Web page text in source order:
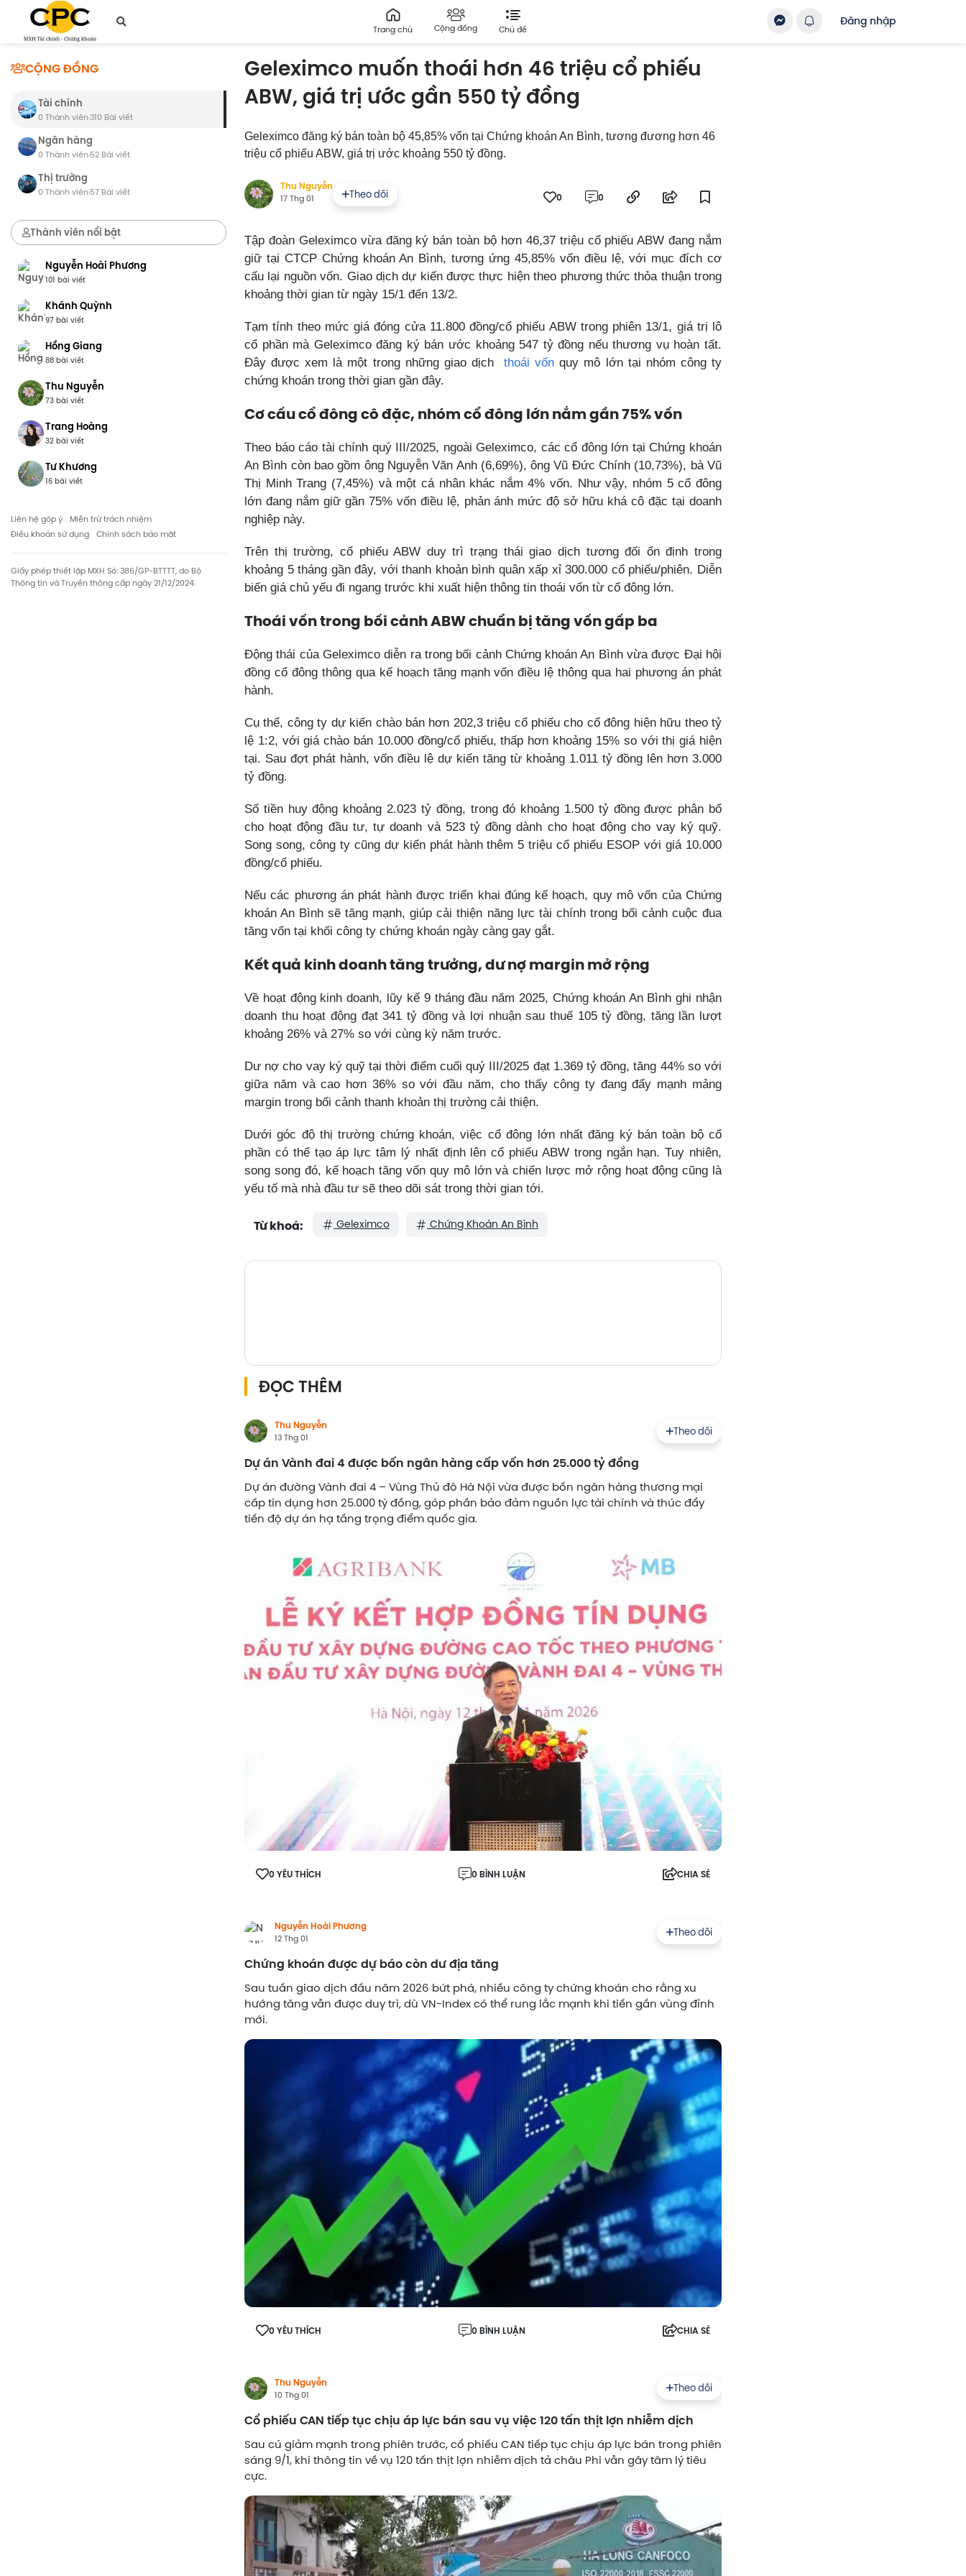
Trang chủ Cộng đồng Chủ đề
Đăng nhập
CỘNG ĐỒNG
Tài chính
0 Thành viên·310 Bài viết
Ngân hàng
0 Thành viên·52 Bài viết
Thị trường
0 Thành viên·57 Bài viết
Thành viên nổi bật
Nguyễn Hoài Phương
101 bài viết
Khánh Quỳnh
97 bài viết
Hồng Giang
88 bài viết
Thu Nguyễn
73 bài viết
Trang Hoàng
32 bài viết
Tư Khương
16 bài viết
Liên hệ góp ý
Miễn trừ trách nhiệm
Điều khoản sử dụng
Chính sách bảo mật
Giấy phép thiết lập MXH Só: 386/GP-BTTTT, do Bộ
Thông tin và Truyền thông cấp ngày 21/12/2024.
Geleximco muốn thoái hơn 46 triệu cổ phiếu
ABW, giá trị ước gần 550 tỷ đồng
Geleximco đăng ký bán toàn bộ 45,85% vốn tại Chứng khoán An Bình, tương đương hơn 46
triệu cổ phiếu ABW, giá trị ước khoảng 550 tỷ đồng.
Thu Nguyễn
17 Thg 01 Theo dõi 0 0
Tập đoàn Geleximco vừa đăng ký bán toàn bộ hơn 46,37 triệu cổ phiếu ABW đang nắm
giữ tại CTCP Chứng khoán An Bình, tương ứng 45,85% vốn điều lệ, với mục đích cơ
cấu lại nguồn vốn. Giao dịch dự kiến được thực hiện theo phương thức thỏa thuận trong
khoảng thời gian từ ngày 15/1 đến 13/2.
Tạm tính theo mức giá đóng cửa 11.800 đồng/cổ phiếu ABW trong phiên 13/1, giá trị lô
cổ phần mà Geleximco đăng ký bán ước khoảng 547 tỷ đồng nếu thương vụ hoàn tất.
Đây được xem là một trong những giao dịch
thoái vốnquy mô lớn tại nhóm công ty
chứng khoán trong thời gian gần đây.
Cơ cấu cổ đông cô đặc, nhóm cổ đông lớn nắm gần 75% vốn
Theo báo cáo tài chính quý III/2025, ngoài Geleximco, các cổ đông lớn tại Chứng khoán
An Bình còn bao gồm ông Nguyễn Văn Anh (6,69%), ông Vũ Đức Chính (10,73%), bà Vũ
Thị Minh Trang (7,45%) và một cá nhân khác nắm 4% vốn. Như vậy, nhóm 5 cổ đông
lớn đang nắm giữ gần 75% vốn điều lệ, phản ánh mức độ sở hữu khá cô đặc tại doanh
nghiệp này.
Trên thị trường, cổ phiếu ABW duy trì trạng thái giao dịch tương đối ổn định trong
khoảng 5 tháng gần đây, với thanh khoản bình quân xấp xỉ 300.000 cổ phiếu/phiên. Diễn
biến giá chủ yếu đi ngang trước khi xuất hiện thông tin thoái vốn từ cổ đông lớn.
Thoái vốn trong bối cảnh ABW chuẩn bị tăng vốn gấp ba
Động thái của Geleximco diễn ra trong bối cảnh Chứng khoán An Bình vừa được Đại hội
đồng cổ đông thông qua kế hoạch tăng mạnh vốn điều lệ thông qua hai phương án phát
hành.
Cụ thể, công ty dự kiến chào bán hơn 202,3 triệu cổ phiếu cho cổ đông hiện hữu theo tỷ
lệ 1:2, với giá chào bán 10.000 đồng/cổ phiếu, thấp hơn khoảng 15% so với thị giá hiện
tại. Sau đợt phát hành, vốn điều lệ dự kiến tăng từ khoảng 1.011 tỷ đồng lên hơn 3.000
tỷ đồng.
Số tiền huy động khoảng 2.023 tỷ đồng, trong đó khoảng 1.500 tỷ đồng được phân bổ
cho hoạt động đầu tư, tự doanh và 523 tỷ đồng dành cho hoạt động cho vay ký quỹ.
Song song, công ty cũng dự kiến phát hành thêm 5 triệu cổ phiếu ESOP với giá 10.000
đồng/cổ phiếu.
Nếu các phương án phát hành được triển khai đúng kế hoạch, quy mô vốn của Chứng
khoán An Bình sẽ tăng mạnh, giúp cải thiện năng lực tài chính trong bối cảnh cuộc đua
tăng vốn tại khối công ty chứng khoán ngày càng gay gắt.
Kết quả kinh doanh tăng trưởng, dư nợ margin mở rộng
Về hoạt động kinh doanh, lũy kế 9 tháng đầu năm 2025, Chứng khoán An Bình ghi nhận
doanh thu hoạt động đạt 341 tỷ đồng và lợi nhuận sau thuế 105 tỷ đồng, tăng lần lượt
khoảng 26% và 27% so với cùng kỳ năm trước.
Dư nợ cho vay ký quỹ tại thời điểm cuối quý III/2025 đạt 1.369 tỷ đồng, tăng 44% so với
giữa năm và cao hơn 36% so với đầu năm, cho thấy công ty đang đẩy mạnh mảng
margin trong bối cảnh thanh khoản thị trường cải thiện.
Dưới góc độ thị trường chứng khoán, việc cổ đông lớn nhất đăng ký bán toàn bộ cổ
phần có thể tạo áp lực tâm lý nhất định lên cổ phiếu ABW trong ngắn hạn. Tuy nhiên,
song song đó, kế hoạch tăng vốn quy mô lớn và chiến lược mở rộng hoạt động cũng là
yếu tố mà nhà đầu tư sẽ theo dõi sát trong thời gian tới.
Từ khoá: Geleximco Chứng Khoán An Bình
ĐỌC THÊM
Thu Nguyễn
13 Thg 01
Theo dõi
Dự án Vành đai 4 được bốn ngân hàng cấp vốn hơn 25.000 tỷ đồng
Dự án đường Vành đai 4 – Vùng Thủ đô Hà Nội vừa được bốn ngân hàng thương mại
cấp tín dụng hơn 25.000 tỷ đồng, góp phần bảo đảm nguồn lực tài chính và thúc đẩy
tiến độ dự án hạ tầng trọng điểm quốc gia.
0 YÊU THÍCH 0 BÌNH LUẬN CHIA SẺ
Nguyễn Hoài Phương
12 Thg 01
Theo dõi
Chứng khoán được dự báo còn dư địa tăng
Sau tuần giao dịch đầu năm 2026 bứt phá, nhiều công ty chứng khoán cho rằng xu
hướng tăng vẫn được duy trì, dù VN-Index có thể rung lắc mạnh khi tiến gần vùng đỉnh
mới.
0 YÊU THÍCH 0 BÌNH LUẬN CHIA SẺ
Thu Nguyễn
10 Thg 01
Theo dõi
Cổ phiếu CAN tiếp tục chịu áp lực bán sau vụ việc 120 tấn thịt lợn nhiễm dịch
Sau cú giảm mạnh trong phiên trước, cổ phiếu CAN tiếp tục chịu áp lực bán trong phiên
sáng 9/1, khi thông tin về vụ 120 tấn thịt lợn nhiễm dịch tả châu Phi vẫn gây tâm lý tiêu
cực.